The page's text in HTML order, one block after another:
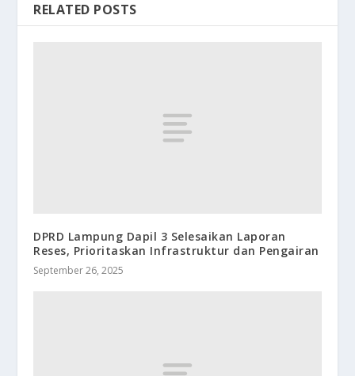
RELATED POSTS
DPRD Lampung Dapil 3 Selesaikan Laporan
Reses, Prioritaskan Infrastruktur dan Pengairan
September 26, 2025